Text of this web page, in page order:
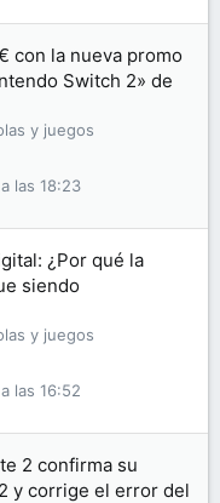
con la nueva promo
Switch 2» de
y juegos
las 18:23
¿Por qué la
siendo
y juegos
las 16:52
2 confirma su
y corrige el error del